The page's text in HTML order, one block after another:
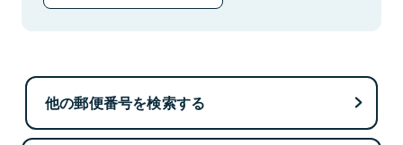
他の郵便番号を検索する